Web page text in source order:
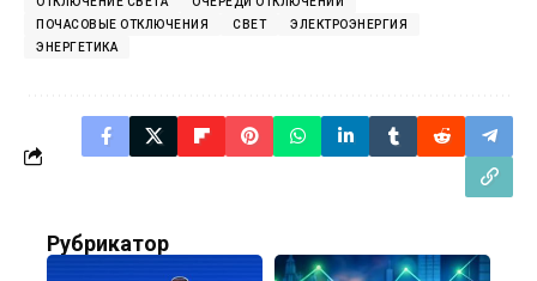
ПОЧАСОВЫЕ ОТКЛЮЧЕНИЯ
СВЕТ
ЭЛЕКТРОЭНЕРГИЯ
ЭНЕРГЕТИКА
Рубрикатор